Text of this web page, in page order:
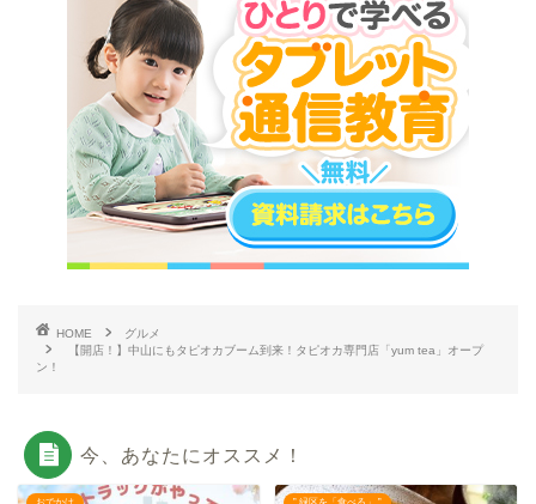
HOME
グルメ
【開店！】中山にもタピオカブーム到来！タピオカ専門店「yum tea」オープ
ン！
今、あなたにオススメ！
おでかけ ” 緑区を「食べる」 ”